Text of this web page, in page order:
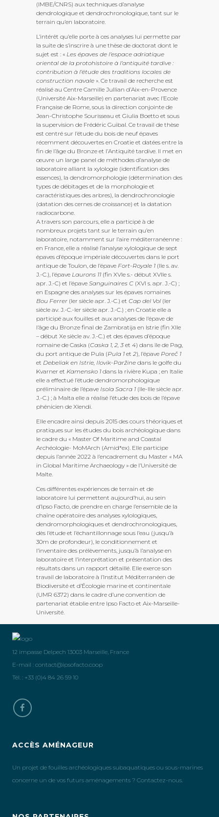
(IMBE/CNRS) aux techniques d’analyse
dendrologique et dendrochronologique, tant sur le
terrain qu’en laboratoire.
L’intérêt qu’elle porte à ces analyses lui permette par
la suite de s’inscrire à une thèse de doctorat dont le
sujet est : « Les épaves de l’espace adriatique
oriental de la protohistoire à l’antiquité tardive :
contribution à l’étude des traditions locales de
construction navale ». Ce travail de recherche est
réalisé au Centre Camille Jullian d’Aix-en-Provence
(Université Aix-Marseille) en partenariat avec l’Ecole
Française de Rome, sous la direction conjointe de
Jean-Christophe Sourisseau et Giulia Boetto et sous
la supervision de Frédéric Guibal. Ce travail de thèse
est centré sur l’étude du bois de neuf épaves
récemment découvertes en Croatie et datées entre la
fin de l’âge du Bronze et l’Antiquité tardive. Il met en
œuvre un large panel de méthodes d’analyse de
laboratoire alliant la xylologie (identification des
essences), la dendromorphologie (détermination des
types de débitages et de la morphologie et
caractéristiques des arbres), la dendrochronologie
(datation des cernes de croissance) et la datation
radiocarbone.
A travers son parcours, elle a participé à de
nombreux projets tant sur le terrain qu’en
laboratoire, notamment sur l’aire méditerranéenne :
en France, elle a réalisé l’analyse xylologique de sept
épaves d’époque impériale découvertes dans le port
antique de Toulon, de l’épave Fort-Royale 1 (IIe s. av.
J.-C.), l’épave Laurons 11 (fin XVIe s.- début XVIIe s.
apr. J.-C) et l’épave Sanguinaires C (XVI s. apr. J.-C) ;
en Espagne des analyses sur les épaves romaines
Bou Ferrer (Ier siècle apr. J.-C.) et Cap del Vol (Ier
siècle av. J.-C.-Ier siècle apr. J.-C.) ; en Croatie elle a
participé aux fouilles et aux analyses de l’épave de
l’âge du Bronze final de Zambratija en Istrie (fin XIIe
– début Xe siècle av. J.-C.) et des épaves d’époque
romaine de Caska (Caska 1, 2, 3 et 4) dans île de Pag,
du port antique de Pula (Pula 1 et 2), l’épave Poreč 1
et Debeliak en Istrie, Ilovik-Paržine dans le golfe du
Kvarner et Kamensko 1 dans la rivière Kupa ; en Italie
elle a effectué l’étude dendromorphologique
préliminaire de l’épave Isola Sacra 1 (IIe-IIIe siècle apr.
J.-C.) ; à Malta elle a réalisé l’étude des bois de l’épave
phénicien de Xlendi.
Elle encadre ainsi depuis 2015 des cours théoriques et
pratiques sur les études du bois archéologique dans
le cadre du « Master Of Maritime and Coastal
Archéologie- MoMArch (Amid*ex). Elle participe
depuis l’année 2022 à l’encadrement du Master « MA
in Global Maritime Archaeology » de l’Université de
Malte.
Ces différentes expériences de terrain et de
laboratoire lui permettent aujourd’hui, au sein
d’Ipso Facto, de prendre en charge l’ensemble de la
chaîne opératoire des analyses xylologiques,
dendromorphologiques et dendrochronologiques,
dès l’étude et l’échantillonnage sous l’eau (jusqu’à
30m de profondeur), le conditionnement et
l’inventaire des prélèvements, jusqu’à l’analyse en
laboratoire et l’interprétation et présentation des
résultats dans un rapport détaillé. Elle exerce son
travail de laboratoire à l’Institut Méditerranéen de
Biodiversité et d’Écologie marine et continentale
(UMR 6372) dans le cadre d’une convention de
partenariat établie entre Ipso Facto et Aix-Marseille-
Université.
12 impasse Delpech 13003 Marseille, France
E-mail : contact@ipsofacto.coop
Tél. : +33 (0)4 84 26 59 10
ACCÈS AMÉNAGEUR
Un projet de fouilles archéologiques subaquatiques ou sous-marines
concerne un de vos futurs aménagements ? Contactez-nous.